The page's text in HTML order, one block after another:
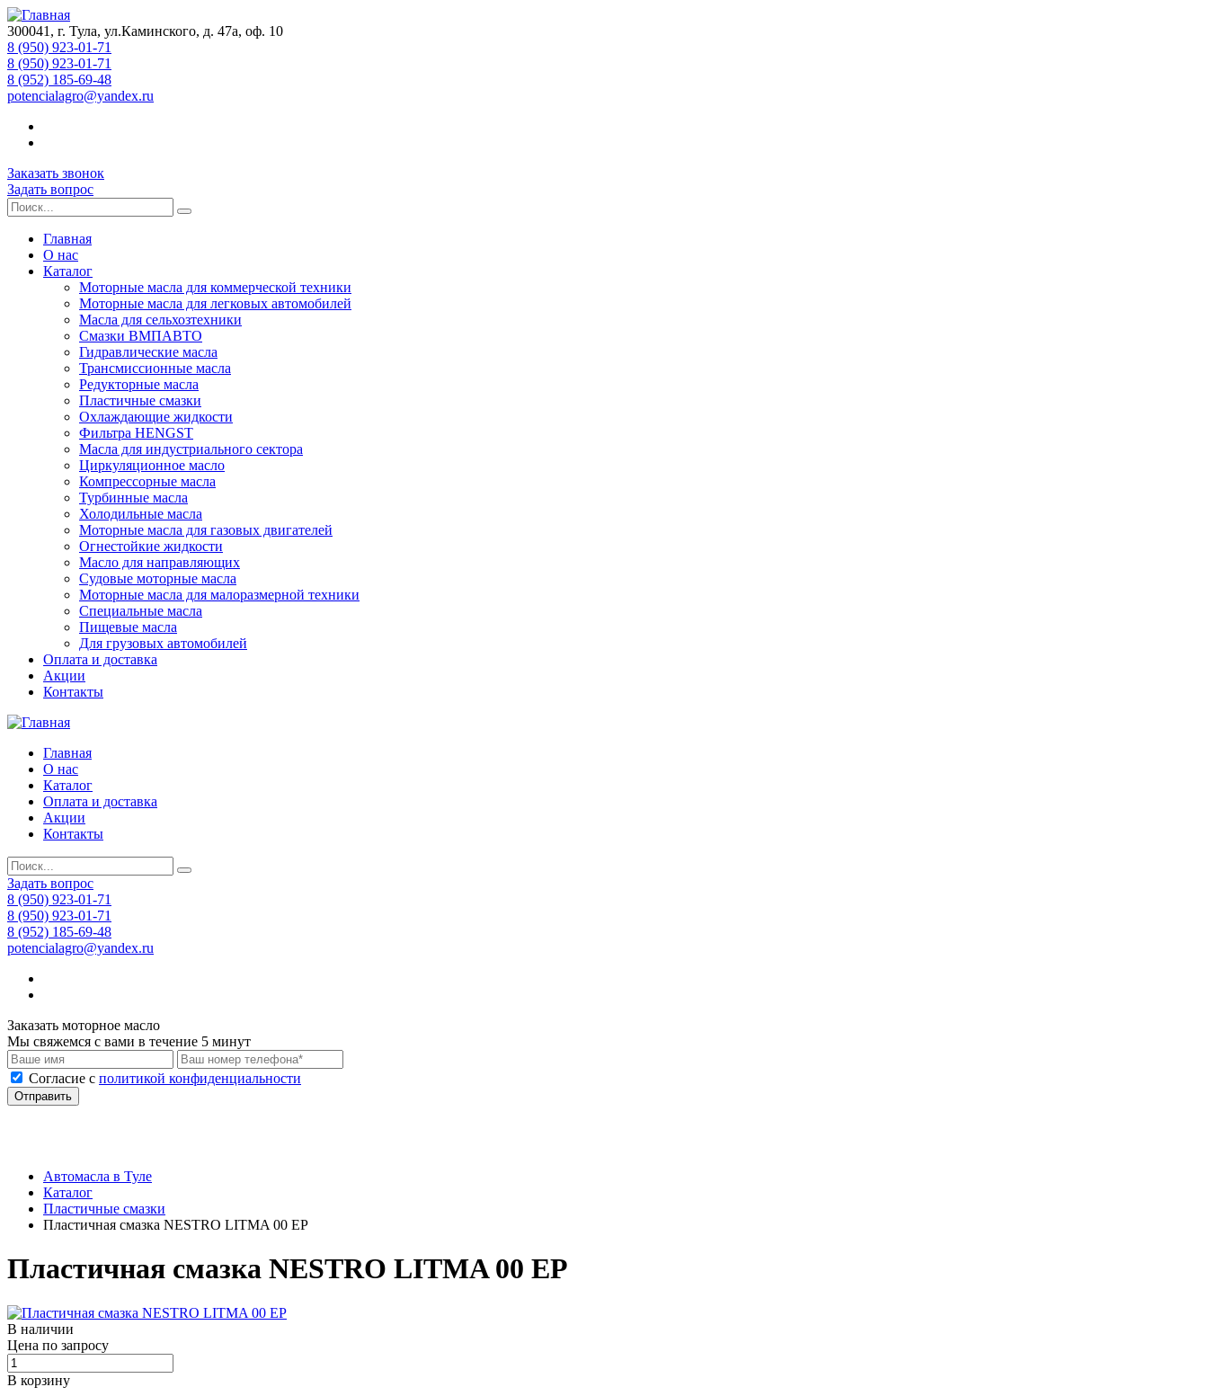
300041, г. Тула, ул.Каминского, д. 47а, оф. 10
8 (950) 923-01-71
8 (950) 923-01-71
8 (952) 185-69-48
potencialagro@yandex.ru
Заказать звонок
Задать вопрос
Главная
О нас
Каталог
Моторные масла для коммерческой техники
Моторные масла для легковых автомобилей
Масла для сельхозтехники
Смазки ВМПАВТО
Гидравлические масла
Трансмиссионные масла
Редукторные масла
Пластичные смазки
Охлаждающие жидкости
Фильтра HENGST
Масла для индустриального сектора
Циркуляционное масло
Компрессорные масла
Турбинные масла
Холодильные масла
Моторные масла для газовых двигателей
Огнестойкие жидкости
Масло для направляющих
Судовые моторные масла
Моторные масла для малоразмерной техники
Специальные масла
Пищевые масла
Для грузовых автомобилей
Оплата и доставка
Акции
Контакты
Главная
О нас
Каталог
Оплата и доставка
Акции
Контакты
Задать вопрос
8 (950) 923-01-71
8 (950) 923-01-71
8 (952) 185-69-48
potencialagro@yandex.ru
Заказать моторное масло
Мы свяжемся с вами в течение 5 минут
Cогласие с политикой конфиденциальности
Отправить
Автомасла в Туле
Каталог
Пластичные смазки
Пластичная смазка NESTRO LITMA 00 EP
Пластичная смазка NESTRO LITMA 00 EP
В наличии
Цена по запросу
В корзину